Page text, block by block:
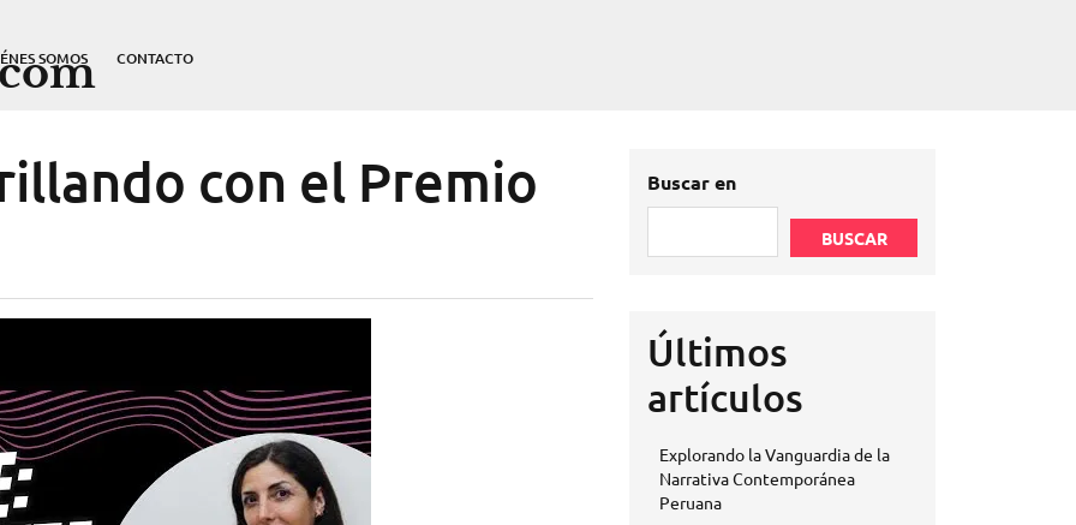
SOMOS CONTACTO
con el Premio
Buscar en
BUSCAR
Últimos
artículos
Explorando la Vanguardia de la
Narrativa Contemporánea
Peruana